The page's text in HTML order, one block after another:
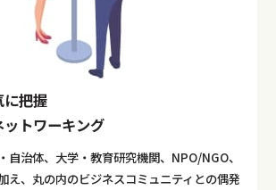
に把握
トワーキング
自治体、大学・教育研究機関、NPO/NGO、
え、丸の内のビジネスコミュニティとの偶発